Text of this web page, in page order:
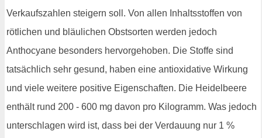
Verkaufszahlen steigern soll. Von allen Inhaltsstoffen von
rötlichen und bläulichen Obstsorten werden jedoch
Anthocyane besonders hervorgehoben. Die Stoffe sind
tatsächlich sehr gesund, haben eine antioxidative Wirkung
und viele weitere positive Eigenschaften. Die Heidelbeere
enthält rund 200 - 600 mg davon pro Kilogramm. Was jedoch
unterschlagen wird ist, dass bei der Verdauung nur 1 %